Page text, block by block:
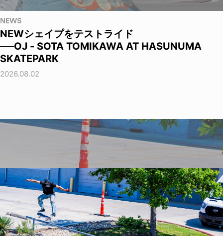
NEWS
NEWシェイプをテストライド
──OJ - SOTA TOMIKAWA AT HASUNUMA
SKATEPARK
2026.08.02